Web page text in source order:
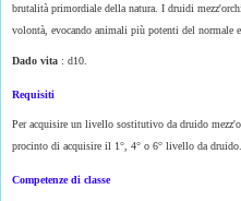
brutalità primordiale della natura. I druidi
volontà, evocando animali più potenti del normale
Dado vita : d10.
Requisiti
Per acquisire un livello sostitutivo da druido
procinto di acquisire il 1°, 4° o 6° livello da druido.
Competenze di classe